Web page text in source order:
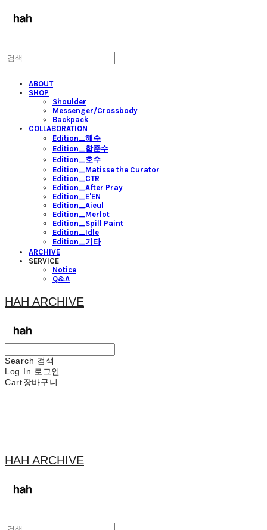
ABOUT
SHOP
Shoulder
Messenger/Crossbody
Backpack
COLLABORATION
Edition_해수
Edition_함준수
Edition_호수
Edition_Matisse the Curator
Edition_CTR
Edition_After Pray
Edition_E'EN
Edition_Aieul
Edition_Merlot
Edition_Spill Paint
Edition_Idle
Edition_기타
ARCHIVE
SERVICE
Notice
Q&A
HAH ARCHIVE
Search 검색
Log In 로그인
Cart장바구니
HAH ARCHIVE